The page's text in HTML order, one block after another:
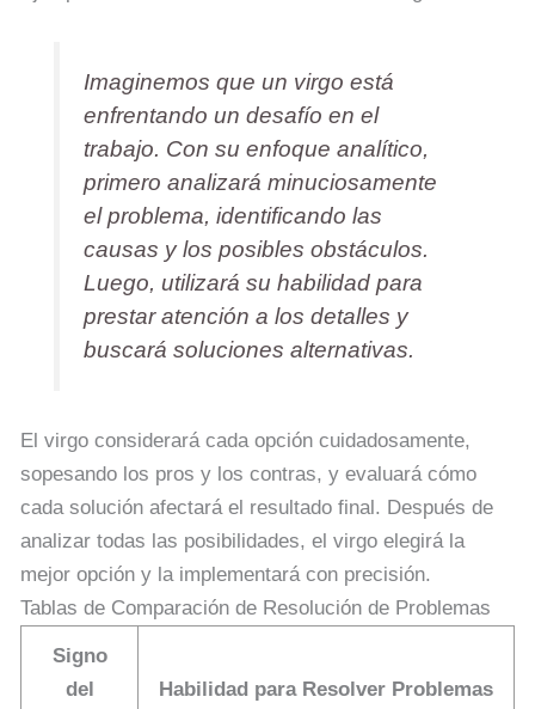
Imaginemos que un virgo está
enfrentando un desafío en el
trabajo. Con su enfoque analítico,
primero analizará minuciosamente
el problema, identificando las
causas y los posibles obstáculos.
Luego, utilizará su habilidad para
prestar atención a los detalles y
buscará soluciones alternativas.
El virgo considerará cada opción cuidadosamente,
sopesando los pros y los contras, y evaluará cómo
cada solución afectará el resultado final. Después de
analizar todas las posibilidades, el virgo elegirá la
mejor opción y la implementará con precisión.
Tablas de Comparación de Resolución de Problemas
Signo
del
Habilidad para Resolver Problemas